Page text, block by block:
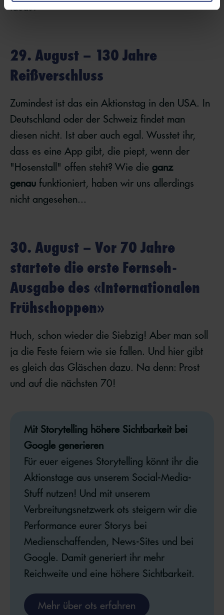
ideas?
29. August – 130 Jahre
Reißverschluss
Zumindest ist das ein Aktionstag in den USA. In
Deutschland oder der Schweiz findet man
diesen nicht. Ist aber auch egal. Wusstet ihr,
dass es eine App gibt, die piept, wenn der
"Hosenstall" offen steht? Wie die ganz
genau funktioniert, haben wir uns allerdings
nicht angesehen...
30. August – Vor 70 Jahre
startete die erste Fernseh-
Ausgabe des «Internationalen
Frühschoppen»
Huch, schon wieder die Siebzig! Aber man soll
ja die Feste feiern wie sie fallen. Und hier gibt
es gleich das Gläschen dazu. Na denn: Prost
und auf die nächsten 70!
Mit Storytelling höhere Sichtbarkeit bei
Google generieren
Für euer eigenes Storytelling könnt ihr die
Aktionstage aus unserem Social-Media-
Stuff nutzen! Und mit unserem
Verbreitungsnetzwerk ots steigern wir die
Performance eurer Storys bei
Medienschaffenden, News-Sites und bei
Google. Damit generiert ihr mehr
Reichweite und eine höhere Sichtbarkeit.
Mehr über ots erfahren